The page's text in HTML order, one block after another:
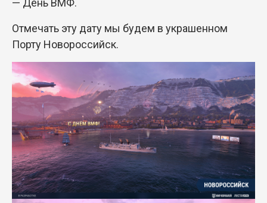
— День ВМФ.
Отмечать эту дату мы будем в украшенном
Порту Новороссийск.